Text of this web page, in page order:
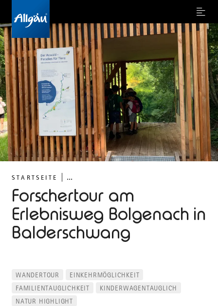
Menu
STARTSEITE ...
Forschertour am
Erlebnisweg Bolgenach in
Balderschwang
WANDERTOUR
EINKEHRMÖGLICHKEIT
FAMILIENTAUGLICHKEIT
KINDERWAGENTAUGLICH
NATUR HIGHLIGHT